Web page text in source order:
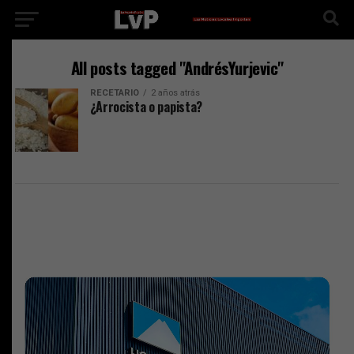
All posts tagged "AndrésYurjevic"
RECETARIO 2 años atrás
¿Arrocista o papista?